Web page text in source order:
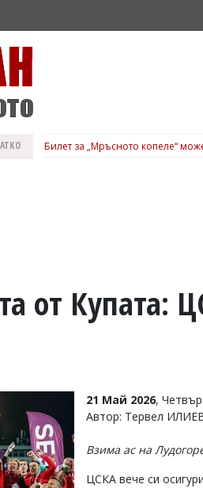
Билет за „Мръсното копеле“
от Купата:
21 Май 2026,
Автор: Тервел
Взима ас на
ЦСКА вече си